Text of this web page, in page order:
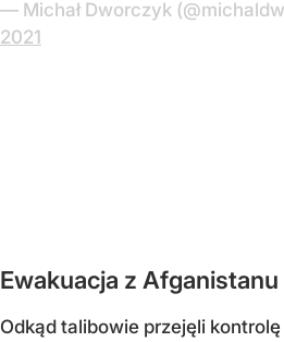
— Michał Dworczyk
2021
Ewakuacja z Afganistanu
Odkąd talibowie przejęli